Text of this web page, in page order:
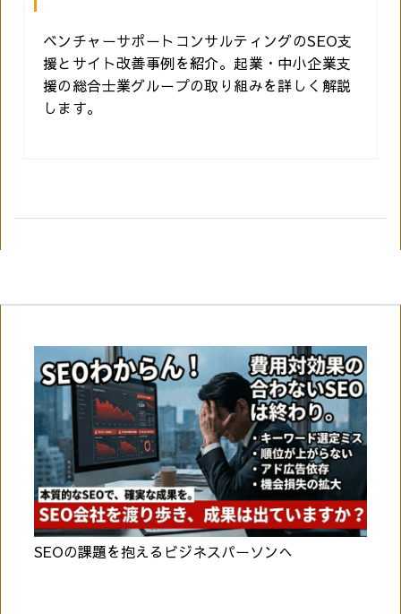
SEOの課題を抱えるビジネスパーソンへ
ベンチャーサポートコンサルティングのSEO支
援とサイト改善事例を紹介。起業・中小企業支
援の総合士業グループの取り組みを詳しく解説
します。